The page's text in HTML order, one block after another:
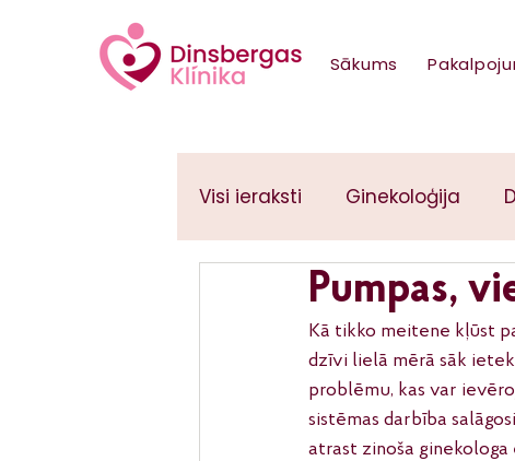
Sākums
Visi ieraksti Ginekoloģija
GinekoloģijaPumpas,
Kā tikko meitene kļūst
dzīvi lielā mērā sāk
problēmu, kas var
sistēmas darbība
atrast zinoša